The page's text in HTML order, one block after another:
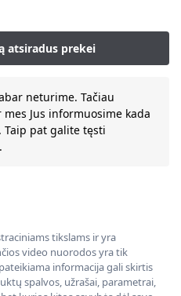
neturime. Tačiau
Jus informuosime kada
Taip pat galite tęsti
.
tikslams ir yra
video nuorodos yra tik
informacija gali skirtis
spalvos, užrašai, parametrai,